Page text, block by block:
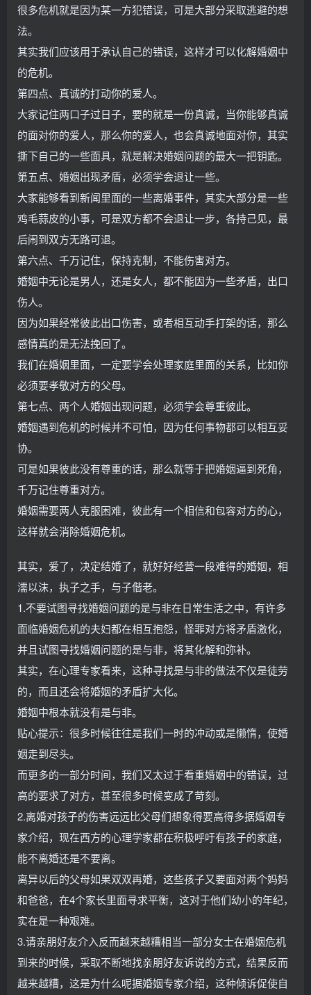
很多危机就是因为某一方犯错误，可是大部分采取逃避的想
法。
其实我们应该用于承认自己的错误，这样才可以化解婚姻中
的危机。
第四点、真诚的打动你的爱人。
大家记住两口子过日子，要的就是一份真诚，当你能够真诚
的面对你的爱人，那么你的爱人，也会真诚地面对你，其实
撕下自己的一些面具，就是解决婚姻问题的最大一把钥匙。
第五点、婚姻出现矛盾，必须学会退让一些。
大家能够看到新闻里面的一些离婚事件，其实大部分是一些
鸡毛蒜皮的小事，可是双方都不会退让一步，各持己见，最
后闹到双方无路可退。
第六点、千万记住，保持克制，不能伤害对方。
婚姻中无论是男人，还是女人，都不能因为一些矛盾，出口
伤人。
因为如果经常彼此出口伤害，或者相互动手打架的话，那么
感情真的是无法挽回了。
我们在婚姻里面，一定要学会处理家庭里面的关系，比如你
必须要孝敬对方的父母。
第七点、两个人婚姻出现问题，必须学会尊重彼此。
婚姻遇到危机的时候并不可怕，因为任何事物都可以相互妥
协。
可是如果彼此没有尊重的话，那么就等于把婚姻逼到死角，
千万记住尊重对方。
婚姻需要两人克服困难，彼此有一个相信和包容对方的心，
这样就会消除婚姻危机。
其实，爱了，决定结婚了，就好好经营一段难得的婚姻，相
濡以沫，执子之手，与子偕老。
1.不要试图寻找婚姻问题的是与非在日常生活之中，有许多
面临婚姻危机的夫妇都在相互抱怨，怪罪对方将矛盾激化，
并且试图寻找婚姻问题的是与非，将其化解和弥补。
其实，在心理专家看来，这种寻找是与非的做法不仅是徒劳
的，而且还会将婚姻的矛盾扩大化。
婚姻中根本就没有是与非。
贴心提示：很多时候往往是我们一时的冲动或是懒惰，使婚
姻走到尽头。
而更多的一部分时间，我们又太过于看重婚姻中的错误，过
高的要求了对方，甚至很多时候变成了苛刻。
2.离婚对孩子的伤害远远比父母们想象得要高得多据婚姻专
家介绍，现在西方的心理学家都在积极呼吁有孩子的家庭，
能不离婚还是不要离。
离异以后的父母如果双双再婚，这些孩子又要面对两个妈妈
和爸爸，在4个家长里面寻求平衡，这对于他们幼小的年纪，
实在是一种艰难。
3.请亲朋好友介入反而越来越糟相当一部分女士在婚姻危机
到来的时候，采取不断地找亲朋好友诉说的方式，结果反而
越来越糟，这是为什么呢据婚姻专家介绍，这种倾诉促使自